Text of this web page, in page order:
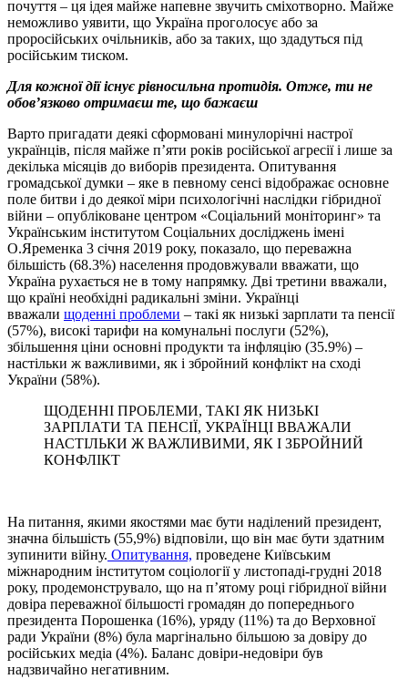
почуття – ця ідея майже напевне звучить сміхотворно. Майже
неможливо уявити, що Україна проголосує або за
проросійських очільників, або за таких, що здадуться під
російським тиском.
Для кожної дії існує рівносильна протидія. Отже, ти не
обов’язково отримаєш те, що бажаєш
Варто пригадати деякі сформовані минулорічні настрої
українців, після майже п’яти років російської агресії і лише за
декілька місяців до виборів президента. Опитування
громадської думки – яке в певному сенсі відображає основне
поле битви і до деякої міри психологічні наслідки гібридної
війни – опубліковане центром «Соціальний моніторинг» та
Українським інститутом Соціальних досліджень імені
О.Яременка 3 січня 2019 року, показало, що переважна
більшість (68.3%) населення продовжували вважати, що
Україна рухається не в тому напрямку. Дві третини вважали,
що країні необхідні радикальні зміни. Українці
вважали щоденні проблеми – такі як низькі зарплати та пенсії
(57%), високі тарифи на комунальні послуги (52%),
збільшення ціни основні продукти та інфляцію (35.9%) –
настільки ж важливими, як і збройний конфлікт на сході
України (58%).
ЩОДЕННІ ПРОБЛЕМИ, ТАКІ ЯК НИЗЬКІ
ЗАРПЛАТИ ТА ПЕНСІЇ, УКРАЇНЦІ ВВАЖАЛИ
НАСТІЛЬКИ Ж ВАЖЛИВИМИ, ЯК І ЗБРОЙНИЙ
КОНФЛІКТ
На питання, якими якостями має бути наділений президент,
значна більшість (55,9%) відповіли, що він має бути здатним
зупинити війну. Опитування, проведене Київським
міжнародним інститутом соціології у листопаді-грудні 2018
року, продемонструвало, що на п’ятому році гібридної війни
довіра переважної більшості громадян до попереднього
президента Порошенка (16%), уряду (11%) та до Верховної
ради України (8%) була маргінально більшою за довіру до
російських медіа (4%). Баланс довіри-недовіри був
надзвичайно негативним.